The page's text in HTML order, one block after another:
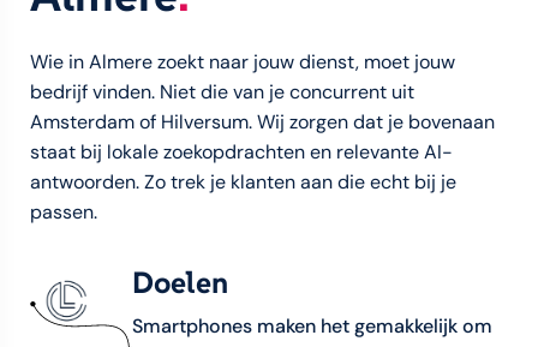
Wie in Almere zoekt naar jouw dienst, moet jouw
bedrijf vinden. Niet die van je concurrent uit
Amsterdam of Hilversum. Wij zorgen dat je bovenaan
staat bij lokale zoekopdrachten en relevante AI-
antwoorden. Zo trek je klanten aan die echt bij je
passen.
Doelen
Smartphones maken het gemakkelijk om